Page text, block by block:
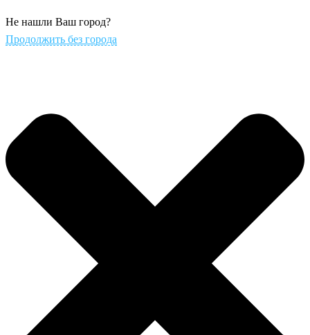
Не нашли Ваш город?
Продолжить без города